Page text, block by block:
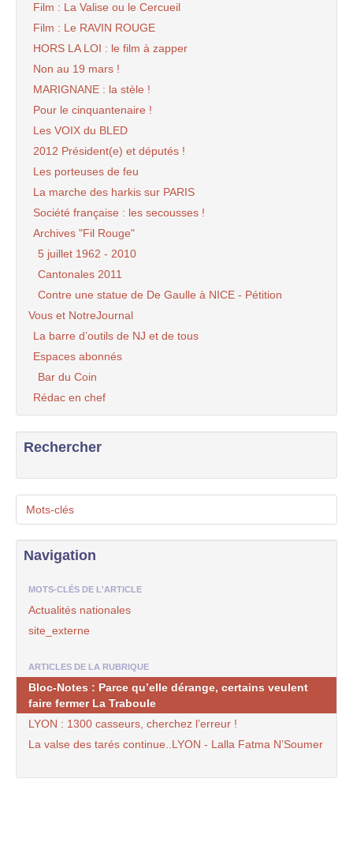
Film : La Valise ou le Cercueil
Film : Le RAVIN ROUGE
HORS LA LOI : le film à zapper
Non au 19 mars !
MARIGNANE : la stèle !
Pour le cinquantenaire !
Les VOIX du BLED
2012 Président(e) et députés !
Les porteuses de feu
La marche des harkis sur PARIS
Société française : les secousses !
Archives "Fil Rouge"
5 juillet 1962 - 2010
Cantonales 2011
Contre une statue de De Gaulle à NICE - Pétition
Vous et NotreJournal
La barre d’outils de NJ et de tous
Espaces abonnés
Bar du Coin
Rédac en chef
Rechercher
Mots-clés
Navigation
MOTS-CLÉS DE L'ARTICLE
Actualités nationales
site_externe
ARTICLES DE LA RUBRIQUE
Bloc-Notes : Parce qu’elle dérange, certains veulent
faire fermer La Traboule
LYON : 1300 casseurs, cherchez l’erreur !
La valse des tarés continue..LYON - Lalla Fatma N’Soumer